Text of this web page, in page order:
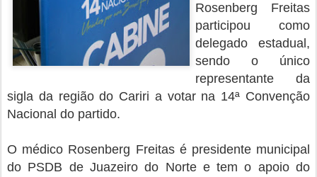
Rosenberg Freitas
participou como
delegado estadual,
sendo o único
representante da
sigla da região do Cariri a votar na 14ª Convenção
Nacional do partido.
O médico Rosenberg Freitas é presidente municipal
do PSDB de Juazeiro do Norte e tem o apoio do